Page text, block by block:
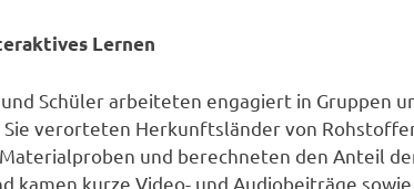
Lernen
Schüler arbeiteten engagiert in Gruppen
verorteten Herkunftsländer von
und berechneten den Anteil
kamen kurze Video- und Audiobeiträge